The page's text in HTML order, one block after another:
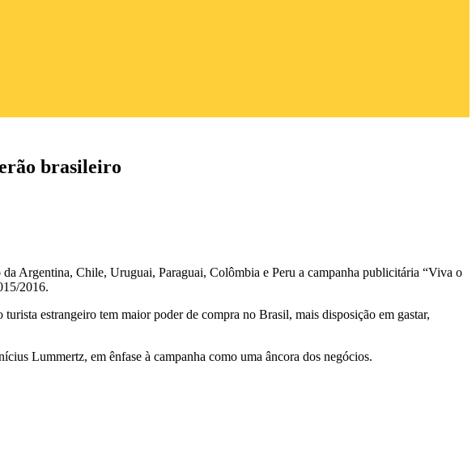
brasileiro
Argentina, Chile, Uruguai, Paraguai, Colômbia e Peru a campanha publicitária “Viva o
2016.
estrangeiro tem maior poder de compra no Brasil, mais disposição em gastar,
Lummertz, em ênfase à campanha como uma âncora dos negócios.